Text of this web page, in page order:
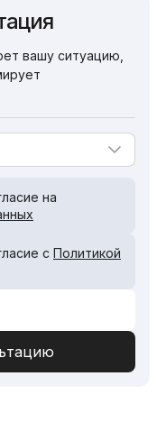
вашу ситуацию,
на
с Политикой